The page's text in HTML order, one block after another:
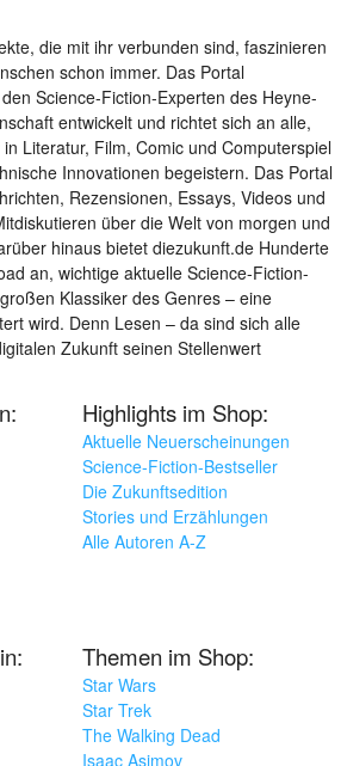
die mit ihr verbunden sind, faszinieren
schon immer. Das Portal
Science-Fiction-Experten des Heyne-
entwickelt und richtet sich an alle,
in Literatur, Film, Comic und Computerspiel
Innovationen begeistern. Das Portal
Rezensionen, Essays, Videos und
über die Welt von morgen und
hinaus bietet diezukunft.de Hunderte
an, wichtige aktuelle Science-Fiction-
Klassiker des Genres – eine
wird. Denn Lesen – da sind sich alle
Zukunft seinen Stellenwert
Highlights im Shop:
Aktuelle Neuerscheinungen
Science-Fiction-Bestseller
Die Zukunftsedition
Stories und Erzählungen
Alle Autoren A-Z
Themen im Shop:
Star Wars
Star Trek
The Walking Dead
Isaac Asimov